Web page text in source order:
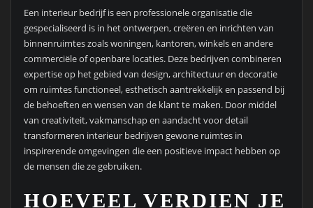
Een interieur bedrijf is een professionele organisatie die
gespecialiseerd is in het ontwerpen, creëren en inrichten van
binnenruimtes zoals woningen, kantoren, winkels en andere
commerciële of openbare locaties. Deze bedrijven combineren
expertise op het gebied van design, architectuur en decoratie
om ruimtes functioneel, esthetisch aantrekkelijk en passend bij
de behoeften en wensen van de klant te maken. Door middel
van creativiteit, vakmanschap en aandacht voor detail
transformeren interieur bedrijven gewone ruimtes in
inspirerende omgevingen die een positieve impact hebben op
de mensen die ze gebruiken.
HOEVEEL VERDIEN JE